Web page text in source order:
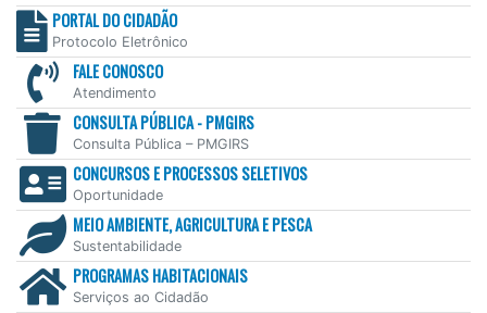
PORTAL DO CIDADÃO
Protocolo Eletrônico
FALE CONOSCO
Atendimento
CONSULTA PÚBLICA - PMGIRS
Consulta Pública – PMGIRS
CONCURSOS E PROCESSOS SELETIVOS
Oportunidade
MEIO AMBIENTE, AGRICULTURA E PESCA
Sustentabilidade
PROGRAMAS HABITACIONAIS
Serviços ao Cidadão